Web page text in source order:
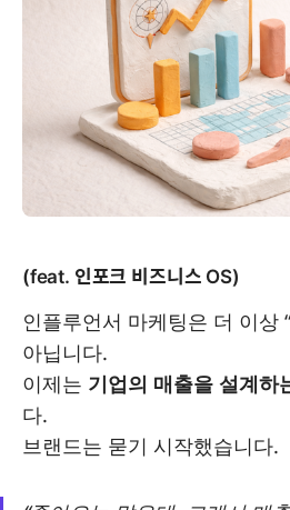
(feat. 인포크 비즈니스 OS)
인플루언서 마케팅은 더 이상 “
아닙니다.
이제는 기업의 매출을 설계하
다.
브랜드는 묻기 시작했습니다.